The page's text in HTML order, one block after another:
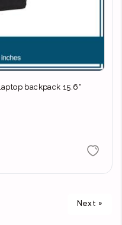
backpack 15.6"
Next »